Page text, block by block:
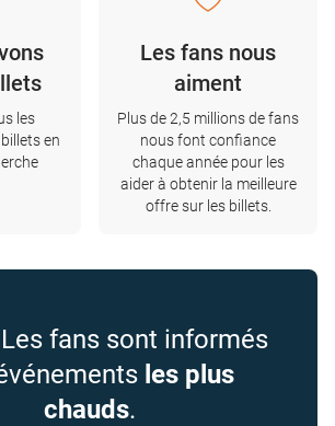
les
en
Les fans nous
aiment
Plus de 2,5 millions de fans
nous font confiance
chaque année pour les
aider à obtenir la meilleure
offre sur les billets.
Les fans sont informés
les plus
chauds.